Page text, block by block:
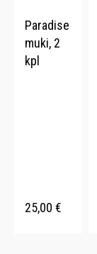
Paradise
muki, 2
kpl
25,00 €